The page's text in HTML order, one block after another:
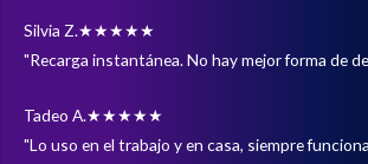
Silvia Z.★★★★★
"Recarga instantánea. No hay mejor forma de
Tadeo A.★★★★★
"Lo uso en el trabajo y en casa, siempre